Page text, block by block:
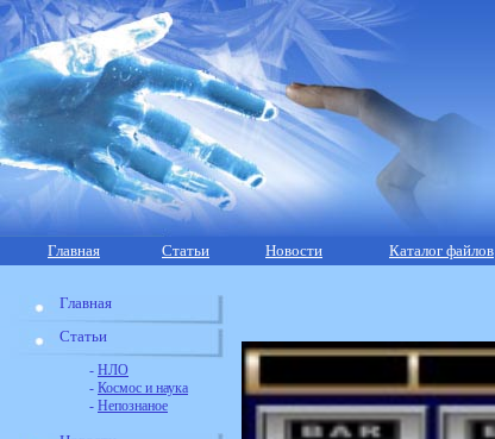
Главная Статьи Новости Каталог файлов
Главная
Статьи
- НЛО
- Космос и наука
- Непознаное